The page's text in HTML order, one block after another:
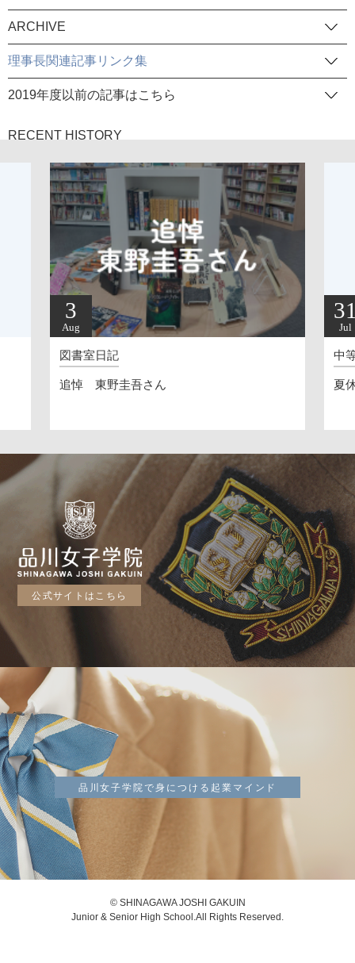
ARCHIVE
理事長関連記事リンク集
2019年度以前の記事はこちら
RECENT HISTORY
3
Aug
図書室日記
追悼 東野圭吾さん
Jul
中
夏
公式サイトはこちら
品川女子学院で身につける起業マインド
© SHINAGAWA JOSHI GAKUIN
Junior & Senior High School.All Rights Reserved.